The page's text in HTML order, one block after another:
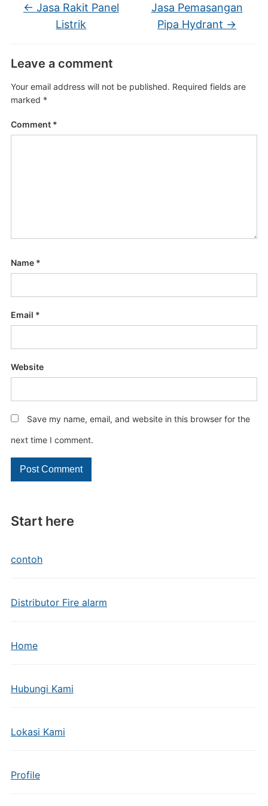
Start here
contoh
Distributor Fire alarm
Home
Hubungi Kami
Lokasi Kami
Profile
← Jasa Rakit Panel
Listrik
Jasa Pemasangan
Pipa Hydrant →
Leave a comment
Your email address will not be published. Required fields are
marked *
Comment *
Name *
Email *
Website
Save my name, email, and website in this browser for the
next time I comment.